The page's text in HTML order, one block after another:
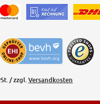
/ zzgl.Versandkosten